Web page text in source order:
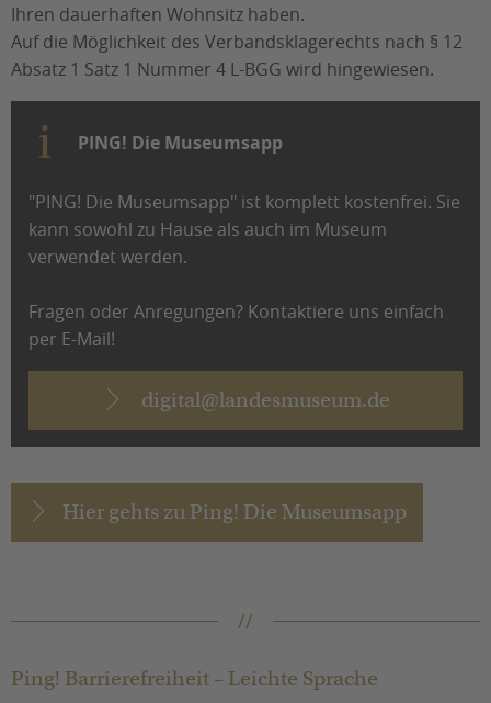
Ihren dauerhaften Wohnsitz haben.
Auf die Möglichkeit des Verbandsklagerechts nach § 12
Absatz 1 Satz 1 Nummer 4 L-BGG wird hingewiesen.
PING! Die Museumsapp
"PING! Die Museumsapp" ist komplett kostenfrei. Sie
kann sowohl zu Hause als auch im Museum
verwendet werden.
Fragen oder Anregungen? Kontaktiere uns einfach
per E-Mail!
digital@landesmuseum.de
Hier gehts zu Ping! Die Museumsapp
Ping! Barrierefreiheit – Leichte Sprache